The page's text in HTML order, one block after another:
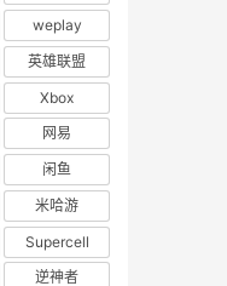
weplay
英雄联盟
Xbox
网易
闲鱼
米哈游
Supercell
逆神者